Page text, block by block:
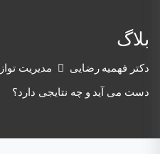
بلاگ
دکتر فهمیه رضایی مدیریت
دست می آید و چه نتایجی دارد؟